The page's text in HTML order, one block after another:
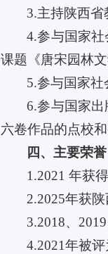
3.主持陕西省
4.参与国家
课题《唐宋园林
5.参与国家
6.参与国家
六卷作品的点校
四、主要荣誉
1.2021 年获
2.2025年获
3.2018、
4.2021年被评